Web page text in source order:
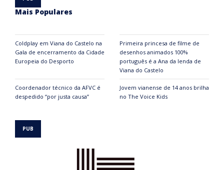
Mais Populares
Coldplay em Viana do Castelo na
Gala de encerramento da Cidade
Europeia do Desporto
Primeira princesa de filme de
desenhos animados 100%
português é a Ana da lenda de
Viana do Castelo
Coordenador técnico da AFVC é
despedido “por justa causa”
Jovem vianense de 14 anos brilha
no The Voice Kids